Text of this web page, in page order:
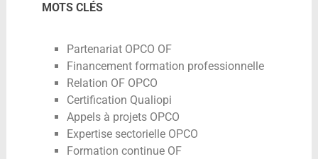
MOTS CLÉS
Partenariat OPCO OF
Financement formation professionnelle
Relation OF OPCO
Certification Qualiopi
Appels à projets OPCO
Expertise sectorielle OPCO
Formation continue OF